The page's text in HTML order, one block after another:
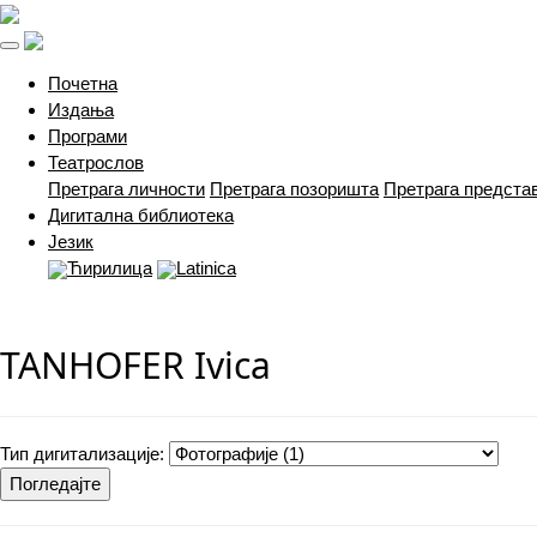
Почетна(current)
Издања
Програми
Театрослов
Претрага личности Претрага позоришта Претрага
Дигитална библиотека
Језик
Ћирилица
Latinica
TANHOFER Ivica
Тип дигитализације:
Погледајте